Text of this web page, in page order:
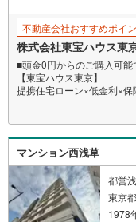
不動産会社おすすめポイ
株式会社東宝ハウス東
■頭金0円からのご購入可能
【東宝ハウス東京】
提携住宅ローン×低金利×保
【Yahoo！ 不動産キャン
当店で物件を成約すると
「Yahoo！ 不動産 物件ご
「資料をもらう」「見学予
※必ずYahoo！ JAPAN ID
※PayPayボーナスライトは
マンション西浅草
都営
東京
1978